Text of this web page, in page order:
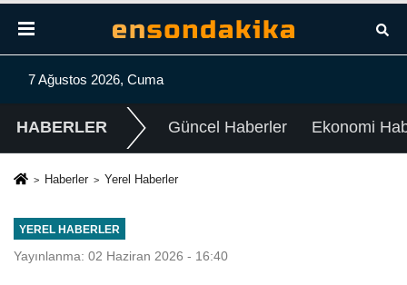
7 Ağustos 2026, Cuma
HABERLER Güncel Haberler Ekonomi
Haberler Yerel Haberler
YEREL HABERLER
Yayınlanma: 02 Haziran 2026 - 16:40